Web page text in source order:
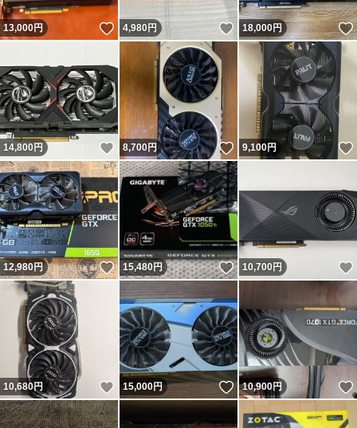
13,000円 いいね！
4,980円 いいね！
18,000円
14,800 円 いいね！
8,700円 いいね！
9,100円
12,980円 いいね！
15,480円 いいね！
10,700円
10,680円 いいね！
15,000円 いいね！
10,900円